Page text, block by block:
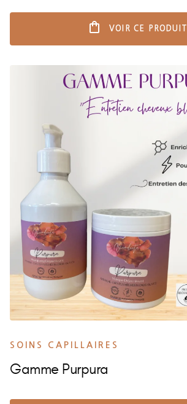
shopping_bag VOIR CE PRODUIT
SOINS CAPILLAIRES
Gamme Purpura